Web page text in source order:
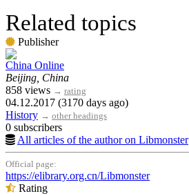
Related topics
Publisher
China Online
Beijing, China
858 views → rating
04.12.2017 (3170 days ago)
History → other headings
0 subscribers
All articles of the author on Libmonster
Official page:
https://elibrary.org.cn/Libmonster
Rating